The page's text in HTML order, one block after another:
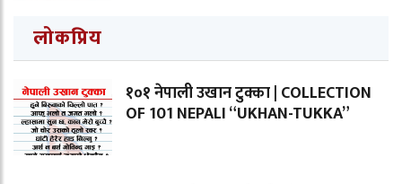
लोकप्रिय
१०१ नेपाली उखान टुक्का | COLLECTION
OF 101 NEPALI “UKHAN-TUKKA”